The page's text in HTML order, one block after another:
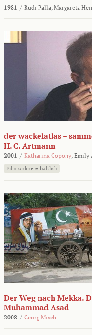
1981 / Rudi Palla, Margareta
der wackelatlas –
H. C. Artmann
2001 / Katharina Copony, Emily
Film online erhältlich
Der Weg nach Mekka.
Muhammad Asad
2008 / Georg Misch